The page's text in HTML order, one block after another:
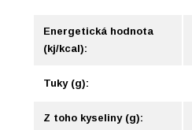
Energetická hodnota
(kj/kcal):
Tuky (g):
Z toho kyseliny (g):